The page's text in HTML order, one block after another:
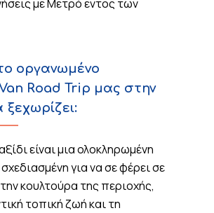
με Μετρό εντος των
οργανωμένο
Road Trip μας στην
ξεχωρίζει:
είναι μια ολοκληρωμένη
για να σε φέρει σε
κουλτούρα της περιοχής,
τοπική ζωή και τη